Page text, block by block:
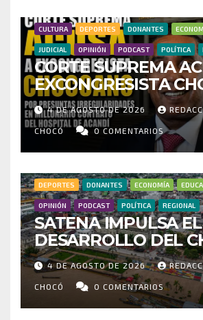
CULTURA DEPORTES DONANTES
JUDICIAL OPINIÓN PODCAST POLÍTICA
CORTE SUPREMA
EXCONGRESISTA
POR PRESUNTAS
IRREGULARIDADES
MILLONARIO
HOSPITAL DE
4 DE AGOSTO DE 2026
CHOCÓ 0 COMENTARIOS
DEPORTES DONANTES ECONOMÍA
OPINIÓN PODCAST POLÍTICA REGIONAL
SATENA IMPULSA EL
DESARROLLO DEL
MÁS DE 35 MIL
MOVILIZADOS Y
RUTAS
CONECTIVIDAD
4 DE AGOSTO DE 2026
CHOCÓ 0 COMENTARIOS